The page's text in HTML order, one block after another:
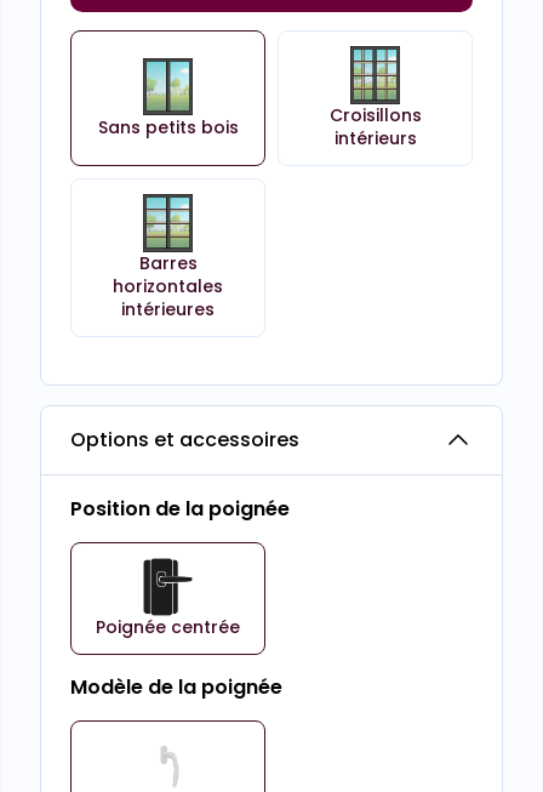
Sans petits bois
Croisillons
intérieurs
Barres
horizontales
intérieures
Options et accessoires
Position de la poignée
Poignée centrée
Modèle de la poignée